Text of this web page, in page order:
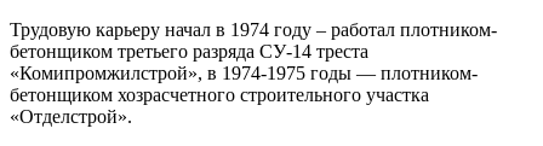
Трудовую карьеру начал в 1974 году – работал плотником-
бетонщиком третьего разряда СУ-14 треста
«Комипромжилстрой», в 1974-1975 годы — плотником-
бетонщиком хозрасчетного строительного участка
«Отделстрой».